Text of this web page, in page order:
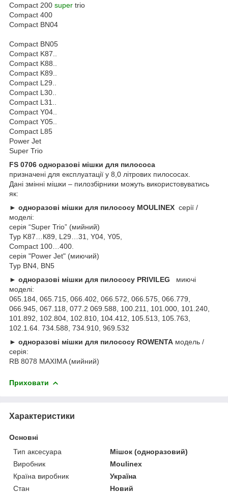
Compact 200 super trio
Compact 400
Compact BN04
Compact BN05
Compact K87..
Compact K88..
Compact K89..
Compact L29..
Compact L30..
Compact L31..
Compact Y04..
Compact Y05..
Compact L85
Power Jet
Super Trio
FS 0706 одноразові мішки для пилососа
призначені для експлуатації у 8,0 літрових пилососах.
Дані змінні мішки – пилозбірники можуть використовуватись
як:
► одноразові мішки для пилососу MOULINEX серії /
моделі:
серія “Super Trio” (мийний)
Typ K87…К89, L29…31, Y04, Y05,
Compact 100…400.
серія "Power Jet" (миючий)
Typ BN4, BN5
► одноразові мішки для пилососу PRIVILEG миючі
моделі:
065.184, 065.715, 066.402, 066.572, 066.575, 066.779,
066.945, 067.118, 077.2 069.588, 100.211, 101.000, 101.240,
101.892, 102.804, 102.810, 104.412, 105.513, 105.763,
102.1.64. 734.588, 734.910, 969.532
► одноразові мішки для пилососу ROWENTA модель /
серія:
RB 8078 MAXIMA (мийний)
Приховати
Характеристики
Основні
Тип аксесуара
Мішок (одноразовий)
Виробник
Moulinex
Країна виробник
Україна
Стан
Новий